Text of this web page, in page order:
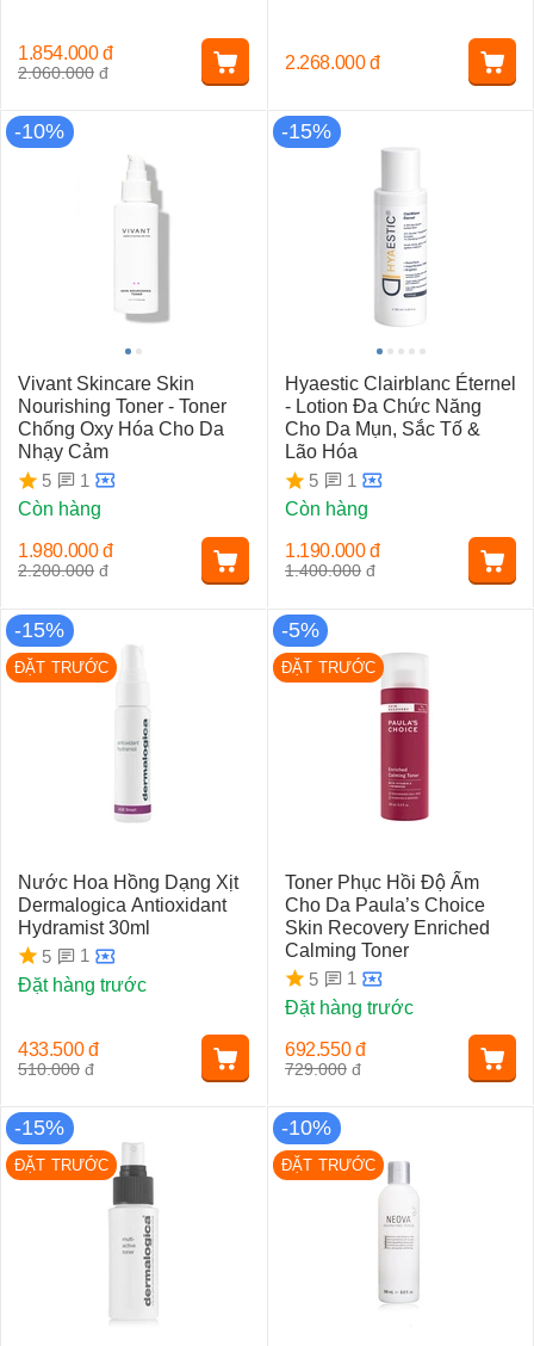
2.060.000 đ
1.854.000 đ 2.268.000 đ
-10%
Vivant Skincare Skin
Nourishing Toner - Toner
Chống Oxy Hóa Cho Da
Nhạy Cảm
5
1
Còn hàng
2.200.000 đ
1.980.000 đ
-15%
Hyaestic Clairblanc Éternel
- Lotion Đa Chức Năng
Cho Da Mụn, Sắc Tố &
Lão Hóa
5
1
Còn hàng
1.400.000 đ
1.190.000 đ
-15%
ĐẶT TRƯỚC
Nước Hoa Hồng Dạng Xịt
Dermalogica Antioxidant
Hydramist 30ml
5
1
Đặt hàng trước
510.000 đ
433.500 đ
-5%
ĐẶT TRƯỚC
Toner Phục Hồi Độ Ẩm
Cho Da Paula’s Choice
Skin Recovery Enriched
Calming Toner
5
1
Đặt hàng trước
729.000 đ
692.550 đ
-15%
ĐẶT TRƯỚC
-10%
ĐẶT TRƯỚC